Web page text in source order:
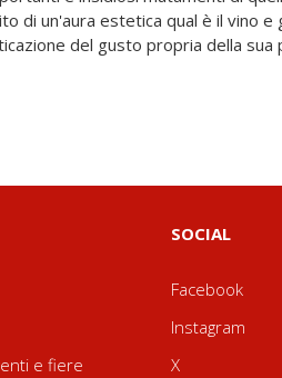
e fiere
SOCIAL
Facebook
Instagram
X